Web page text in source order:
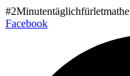
Zum
Inhalt
#2Minutentäglichfürletmathe
Facebook